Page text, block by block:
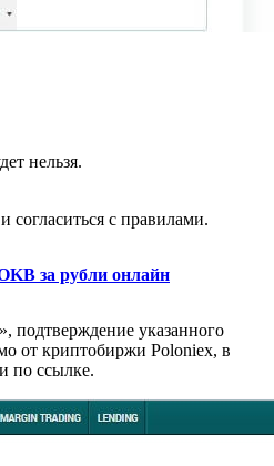
нельзя.
с правилами.
за рубли онлайн
подтверждение указанного
от криптобиржи Poloniex, в
по ссылке.